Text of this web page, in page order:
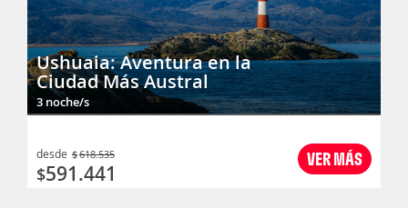
Ushuaia: Aventura en la
Ciudad Más Austral
3 noche/s
VER MÁS
desde $618.535
$591.441